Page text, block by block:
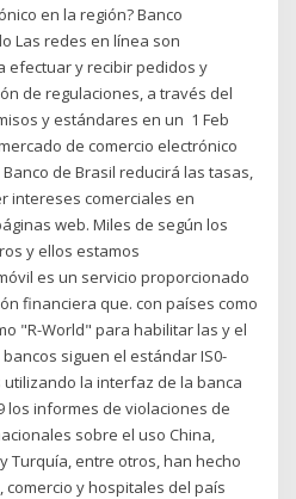
en la región? Banco
Las redes en línea son
efectuar y recibir pedidos y
de regulaciones, a través del
y estándares en un 1 Feb
de comercio electrónico
de Brasil reducirá las tasas,
intereses comerciales en
web. Miles de según los
y ellos estamos
es un servicio proporcionado
financiera que. con países como
"R-World" para habilitar las y el
siguen el estándar IS0-
la interfaz de la banca
los informes de violaciones de
sobre el uso China,
Turquía, entre otros, han hecho
y hospitales del país